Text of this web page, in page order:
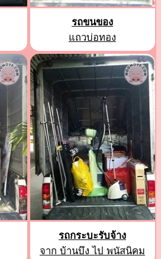
รถขนของ
แถวบ่อทอง
รถกระบะรับจ้าง
จาก บ้านบึง ไป พนัสนิคม